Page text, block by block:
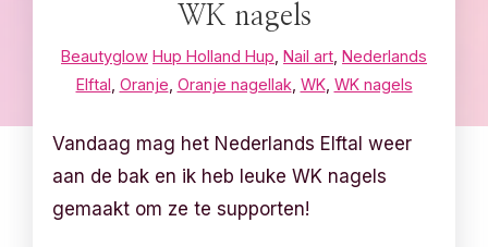
WK nagels
Beautyglow Hup Holland Hup Nail art Nederlands
Elftal Oranje Oranje nagellak WK, WK nagels
Vandaag mag het Nederlands Elftal weer
aan de bak en ik heb leuke WK nagels
gemaakt om ze te supporten!